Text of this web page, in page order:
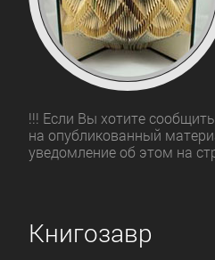
!!! Если Вы хотите
на опубликованный
уведомление об этом на
Книгозавр